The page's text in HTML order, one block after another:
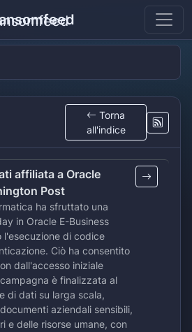
Torna
all'indice
affiliata a Oracle
Post
ha sfruttato una
in Oracle E-Business
l'esecuzione di codice
Ciò ha consentito
dall'accesso iniziale
è finalizzata al
di dati su larga scala,
aziendali sensibili,
e delle risorse umane, con